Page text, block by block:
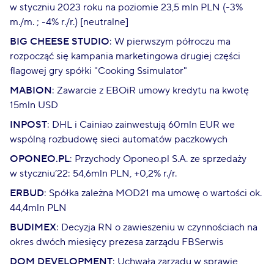
w styczniu 2023 roku na poziomie 23,5 mln PLN (-3%
m./m. ; -4% r./r.) [neutralne]
BIG CHEESE STUDIO: W pierwszym półroczu ma
rozpocząć się kampania marketingowa drugiej części
flagowej gry spółki "Cooking Ssimulator"
MABION: Zawarcie z EBOiR umowy kredytu na kwotę
15mln USD
INPOST: DHL i Cainiao zainwestują 60mln EUR we
wspólną rozbudowę sieci automatów paczkowych
OPONEO.PL: Przychody Oponeo.pl S.A. ze sprzedaży
w styczniu’22: 54,6mln PLN, +0,2% r./r.
ERBUD: Spółka zależna MOD21 ma umowę o wartości ok.
44,4mln PLN
BUDIMEX: Decyzja RN o zawieszeniu w czynnościach na
okres dwóch miesięcy prezesa zarządu FBSerwis
DOM DEVELOPMENT: Uchwała zarządu w sprawie